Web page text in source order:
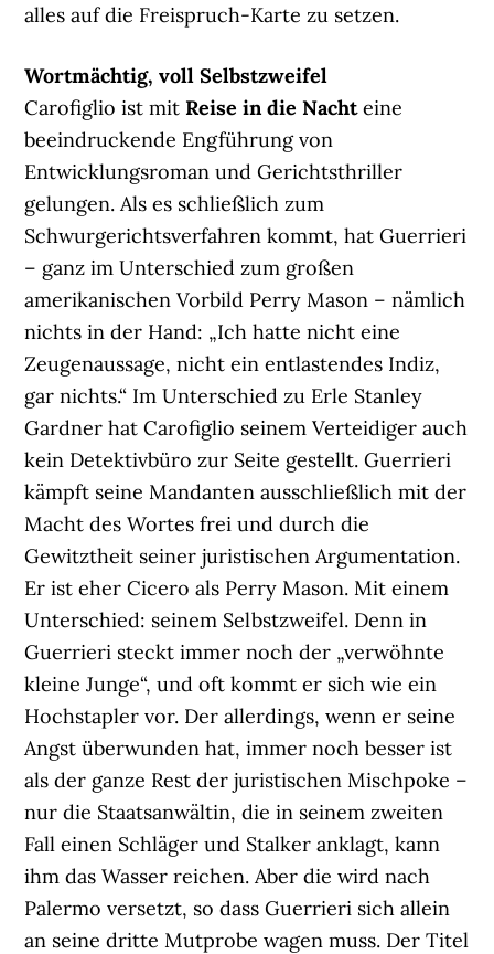
alles auf die Freispruch-Karte zu setzen.
Wortmächtig, voll Selbstzweifel
Carofiglio ist mitReise in die Nachteine
beeindruckende Engführung von
Entwicklungsroman und Gerichtsthriller
gelungen. Als es schließlich zum
Schwurgerichtsverfahren kommt, hat Guerrieri
– ganz im Unterschied zum großen
amerikanischen Vorbild Perry Mason – nämlich
nichts in der Hand: „Ich hatte nicht eine
Zeugenaussage, nicht ein entlastendes Indiz,
gar nichts.“ Im Unterschied zu Erle Stanley
Gardner hat Carofiglio seinem Verteidiger auch
kein Detektivbüro zur Seite gestellt. Guerrieri
kämpft seine Mandanten ausschließlich mit der
Macht des Wortes frei und durch die
Gewitztheit seiner juristischen Argumentation.
Er ist eher Cicero als Perry Mason. Mit einem
Unterschied: seinem Selbstzweifel. Denn in
Guerrieri steckt immer noch der „verwöhnte
kleine Junge“, und oft kommt er sich wie ein
Hochstapler vor. Der allerdings, wenn er seine
Angst überwunden hat, immer noch besser ist
als der ganze Rest der juristischen Mischpoke –
nur die Staatsanwältin, die in seinem zweiten
Fall einen Schläger und Stalker anklagt, kann
ihm das Wasser reichen. Aber die wird nach
Palermo versetzt, so dass Guerrieri sich allein
an seine dritte Mutprobe wagen muss. Der Titel